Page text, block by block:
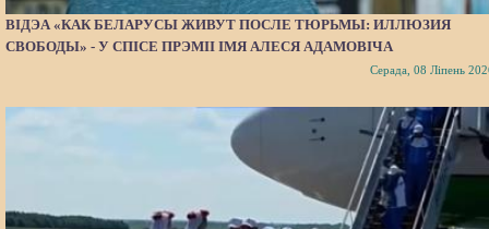
ВІДЭА «КАК БЕЛАРУСЫ ЖИВУТ ПОСЛЕ ТЮРЬМЫ: ИЛЛЮЗИЯ
СВОБОДЫ» - У СПІСЕ ПРЭМІІ ІМЯ АЛЕСЯ АДАМОВІЧА
Серада, 08 Ліпень